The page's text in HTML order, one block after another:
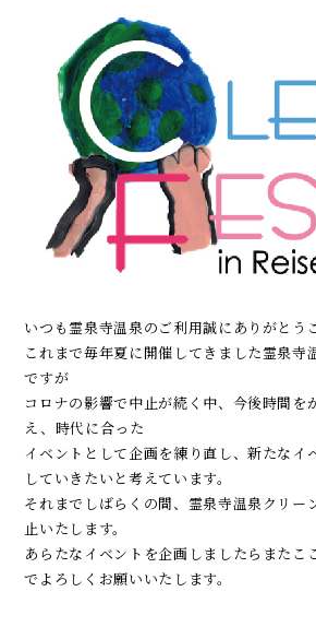
いつも霊泉寺温泉のご利用誠にありがとう
これまで毎年夏に開催してきました霊泉寺
ですが
コロナの影響で中止が続く中、今後時間を
え、時代に合った
イベントとして企画を練り直し、新たなイ
していきたいと考えています。
それまでしばらくの間、霊泉寺温泉クリー
止いたします。
あらたなイベントを企画しましたらまたこ
でよろしくお願いいたします。